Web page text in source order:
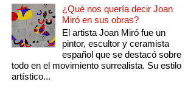
¿Qué nos quería decir Joan
Miró en sus obras?
El artista Joan Miró fue un
pintor, escultor y ceramista
español que se destacó sobre
todo en el movimiento surrealista. Su estilo
artístico...